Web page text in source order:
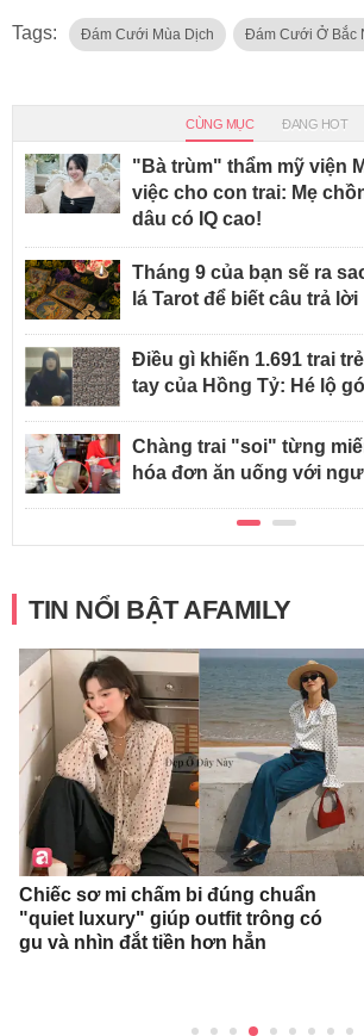
Tags: Đám Cưới Mùa Dịch Đám Cưới Ở Bắc
CÙNG MỤC ĐANG HOT
"Bà trùm" thẩm mỹ viện
việc cho con trai: Mẹ
dâu có IQ cao!
Tháng 9 của bạn sẽ ra
lá Tarot để biết câu trả lời
Điều gì khiến 1.691 trai
tay của Hồng Tỷ: Hé lộ
Chàng trai "soi" từng
hóa đơn ăn uống với
TIN NỔI BẬT AFAMILY
Chiếc sơ mi chấm bi đúng chuẩn
"quiet luxury" giúp outfit trông có
gu và nhìn đắt tiền hơn hẳn